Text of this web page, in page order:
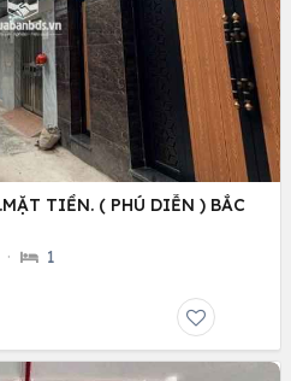
TIỀN. ( PHÚ DIỄN ) BẮC
· 1